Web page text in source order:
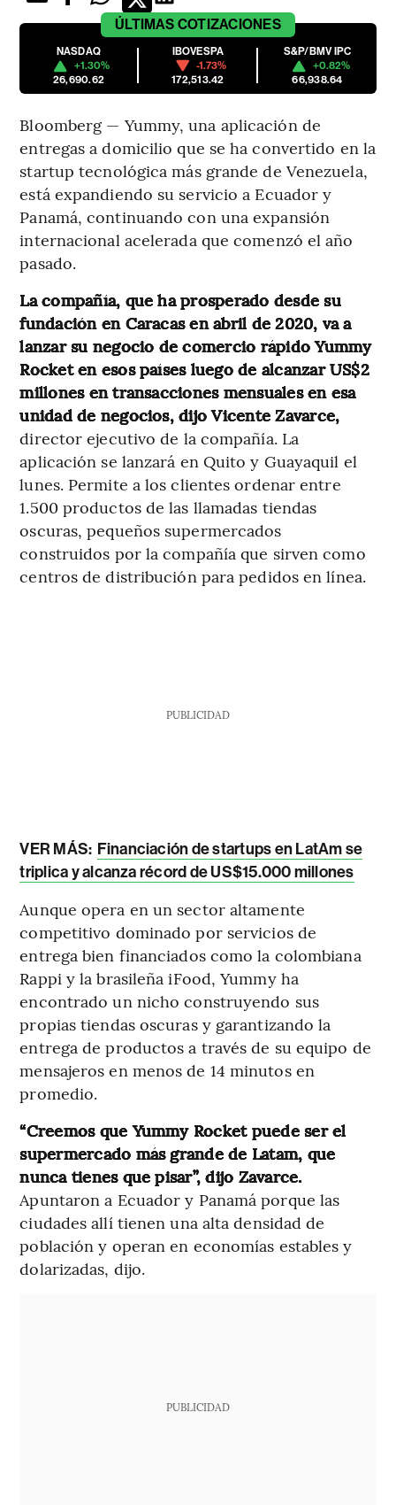
ÚLTIMAS COTIZACIONES
NASDAQ
+1.30%
26,690.62
IBOVESPA
-1.73%
172,513.42
S&P/BMV IPC
+0.82%
66,938.64
Bloomberg — Yummy, una aplicación de
entregas a domicilio que se ha convertido en la
startup tecnológica más grande de Venezuela,
está expandiendo su servicio a Ecuador y
Panamá, continuando con una expansión
internacional acelerada que comenzó el año
pasado.
La compañía, que ha prosperado desde su
fundación en Caracas en abril de 2020, va a
lanzar su negocio de comercio rápido Yummy
Rocket en esos países luego de alcanzar US$2
millones en transacciones mensuales en esa
unidad de negocios, dijo Vicente Zavarce,
director ejecutivo de la compañía. La
aplicación se lanzará en Quito y Guayaquil el
lunes. Permite a los clientes ordenar entre
1.500 productos de las llamadas tiendas
oscuras, pequeños supermercados
construidos por la compañía que sirven como
centros de distribución para pedidos en línea.
PUBLICIDAD
VER MÁS: Financiación de startups en LatAm se
triplica y alcanza récord de US$15.000 millones
Aunque opera en un sector altamente
competitivo dominado por servicios de
entrega bien financiados como la colombiana
Rappi y la brasileña iFood, Yummy ha
encontrado un nicho construyendo sus
propias tiendas oscuras y garantizando la
entrega de productos a través de su equipo de
mensajeros en menos de 14 minutos en
promedio.
“Creemos que Yummy Rocket puede ser el
supermercado más grande de Latam, que
nunca tienes que pisar”, dijo Zavarce.
Apuntaron a Ecuador y Panamá porque las
ciudades allí tienen una alta densidad de
población y operan en economías estables y
dolarizadas, dijo.
PUBLICIDAD